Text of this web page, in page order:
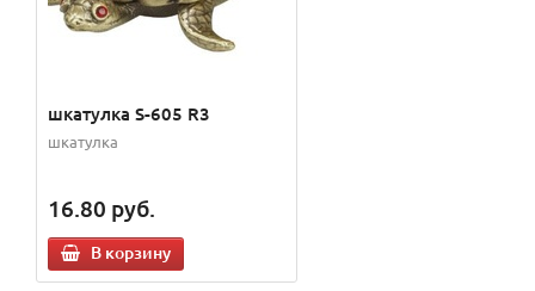
шкатулка S-605 R3
шкатулка
16.80 руб.
В корзину